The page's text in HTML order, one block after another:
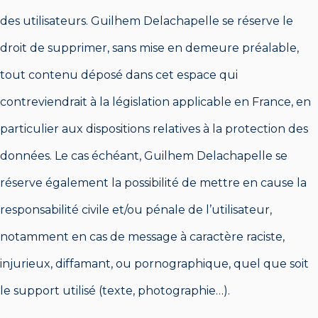
des utilisateurs. Guilhem Delachapelle se réserve le
droit de supprimer, sans mise en demeure préalable,
tout contenu déposé dans cet espace qui
contreviendrait à la législation applicable en France, en
particulier aux dispositions relatives à la protection des
données. Le cas échéant, Guilhem Delachapelle se
réserve également la possibilité de mettre en cause la
responsabilité civile et/ou pénale de l’utilisateur,
notamment en cas de message à caractère raciste,
injurieux, diffamant, ou pornographique, quel que soit
le support utilisé (texte, photographie…).